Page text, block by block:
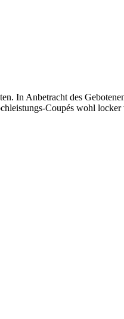
In Anbetracht des
Coupés wohl